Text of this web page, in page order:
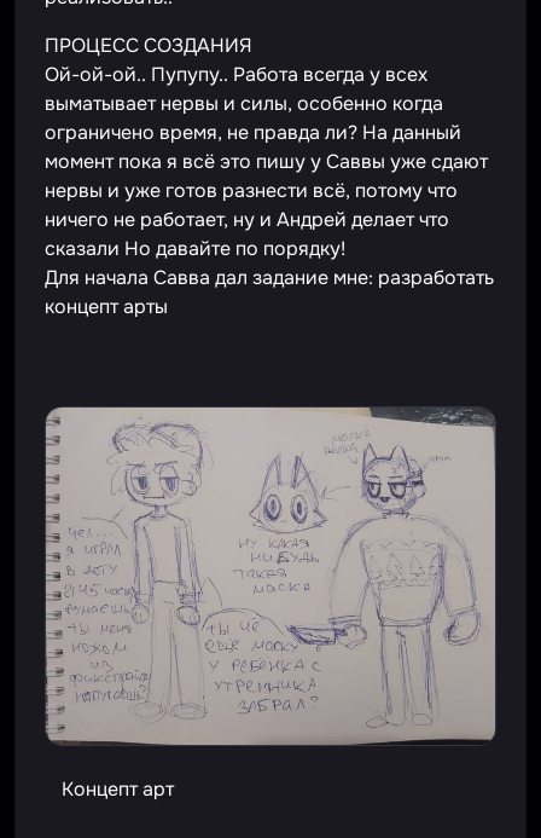
ПРОЦЕСС СОЗДАНИЯ
Ой-ой-ой.. Пупупу.. Работа всегда у всех
выматывает нервы и силы, особенно когда
ограничено время, не правда ли? На данный
момент пока я всё это пишу у Саввы уже сдают
нервы и уже готов разнести всё, потому что
ничего не работает, ну и Андрей делает что
сказали Но давайте по порядку!
Для начала Савва дал задание мне: разработать
концепт арты
Концепт арт